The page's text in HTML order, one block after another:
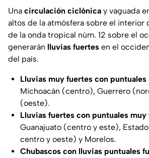
Una circulación ciclónica y vaguada
altos de la atmósfera sobre el interior
de la onda tropical núm. 12 sobre el
generarán lluvias fuertes en el
del país.
Lluvias muy fuertes con puntuales
Michoacán (centro), Guerrero
(oeste).
Lluvias fuertes con puntuales muy
Guanajuato (centro y este),
centro y oeste) y Morelos.
Chubascos con lluvias puntuales